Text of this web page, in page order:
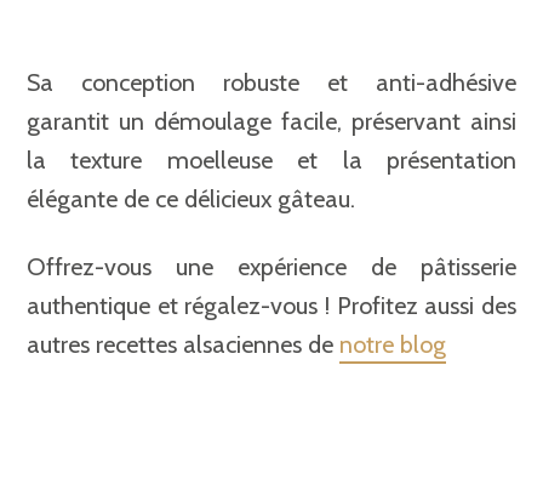
Sa conception robuste et anti-adhésive
garantit un démoulage facile, préservant ainsi
la texture moelleuse et la présentation
élégante de ce délicieux gâteau.
Offrez-vous une expérience de pâtisserie
authentique et régalez-vous ! Profitez aussi des
autres recettes alsaciennes de notre blog